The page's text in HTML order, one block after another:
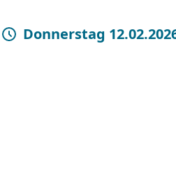
Donnerstag